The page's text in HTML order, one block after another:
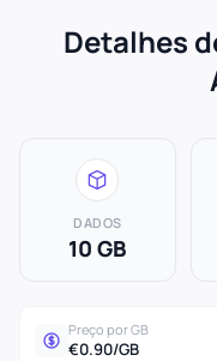
Detalhes
DADOS
10 GB
Preço por GB
€0.90/GB